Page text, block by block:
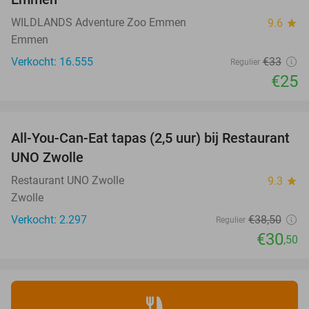
WILDLANDS Adventure Zoo Emmen 9.6 star
Emmen
Verkocht: 16.555
Regulier €33
€25
21%
All-You-Can-Eat tapas (2,5 uur) bij Restaurant
UNO Zwolle
Restaurant UNO Zwolle 9.3 star
Zwolle
Verkocht: 2.297
Regulier €38,50
€30,50